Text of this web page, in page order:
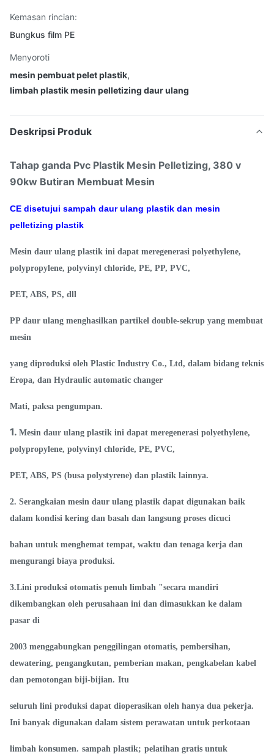
Kemasan rincian:
Bungkus film PE
Menyoroti
mesin pembuat pelet plastik,
limbah plastik mesin pelletizing daur ulang
Deskripsi Produk
Tahap ganda Pvc Plastik Mesin Pelletizing, 380 v
90kw Butiran Membuat Mesin
CE disetujui sampah daur ulang plastik dan mesin
pelletizing plastik
Mesin daur ulang plastik ini dapat meregenerasi polyethylene,
polypropylene, polyvinyl chloride, PE, PP, PVC,
PET, ABS, PS, dll
PP daur ulang menghasilkan partikel double-sekrup yang membuat
mesin
yang diproduksi oleh Plastic Industry Co., Ltd, dalam bidang teknis
Eropa, dan Hydraulic automatic changer
Mati, paksa pengumpan.
1. Mesin daur ulang plastik ini dapat meregenerasi polyethylene,
polypropylene, polyvinyl chloride, PE, PVC,
PET, ABS, PS (busa polystyrene) dan plastik lainnya.
2. Serangkaian mesin daur ulang plastik dapat digunakan baik
dalam kondisi kering dan basah dan langsung proses dicuci
bahan untuk menghemat tempat, waktu dan tenaga kerja dan
mengurangi biaya produksi.
3.Lini produksi otomatis penuh limbah "secara mandiri
dikembangkan oleh perusahaan ini dan dimasukkan ke dalam
pasar di
2003 menggabungkan penggilingan otomatis, pembersihan,
dewatering, pengangkutan, pemberian makan, pengkabelan kabel
dan pemotongan biji-bijian. Itu
seluruh lini produksi dapat dioperasikan oleh hanya dua pekerja.
Ini banyak digunakan dalam sistem perawatan untuk perkotaan
limbah konsumen. sampah plastik; pelatihan gratis untuk